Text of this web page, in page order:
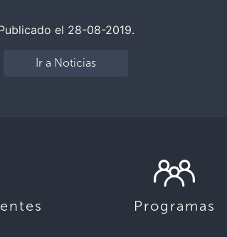
el 28-08-2019.
Ir a Noticias
Programas